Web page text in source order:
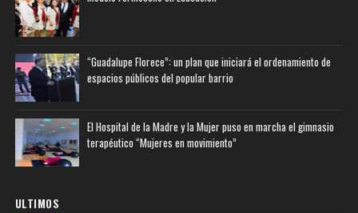
“Guadalupe Florece”: un plan que iniciará el ordenamiento de
espacios públicos del popular barrio
El Hospital de la Madre y la Mujer puso en marcha el gimnasio
terapéutico “Mujeres en movimiento”
ULTIMOS